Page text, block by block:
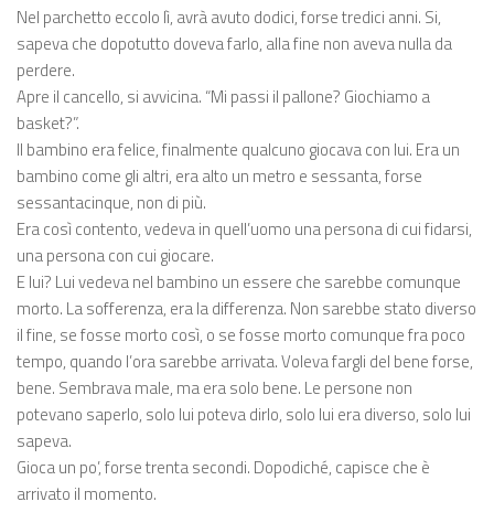
Nel parchetto eccolo lì, avrà avuto dodici, forse tredici anni. Si,
sapeva che dopotutto doveva farlo, alla fine non aveva nulla da
perdere.
Apre il cancello, si avvicina. “Mi passi il pallone? Giochiamo a
basket?”.
Il bambino era felice, finalmente qualcuno giocava con lui. Era un
bambino come gli altri, era alto un metro e sessanta, forse
sessantacinque, non di più.
Era così contento, vedeva in quell’uomo una persona di cui fidarsi,
una persona con cui giocare.
E lui? Lui vedeva nel bambino un essere che sarebbe comunque
morto. La sofferenza, era la differenza. Non sarebbe stato diverso
il fine, se fosse morto così, o se fosse morto comunque fra poco
tempo, quando l’ora sarebbe arrivata. Voleva fargli del bene forse,
bene. Sembrava male, ma era solo bene. Le persone non
potevano saperlo, solo lui poteva dirlo, solo lui era diverso, solo lui
sapeva.
Gioca un po’, forse trenta secondi. Dopodiché, capisce che è
arrivato il momento.